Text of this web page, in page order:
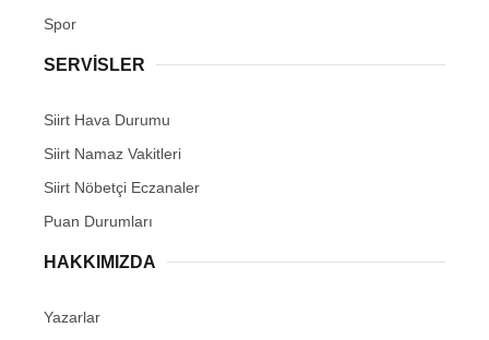
Spor
SERVİSLER
Siirt Hava Durumu
Siirt Namaz Vakitleri
Siirt Nöbetçi Eczanaler
Puan Durumları
HAKKIMIZDA
Yazarlar